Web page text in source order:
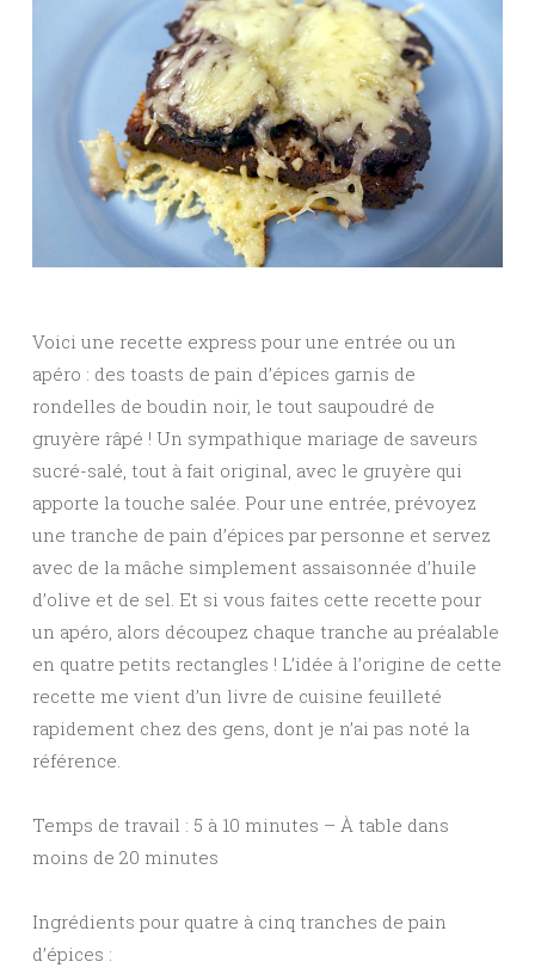
Voici une recette express pour une entrée ou un
apéro : des toasts de pain d’épices garnis de
rondelles de boudin noir, le tout saupoudré de
gruyère râpé ! Un sympathique mariage de saveurs
sucré-salé, tout à fait original, avec le gruyère qui
apporte la touche salée. Pour une entrée, prévoyez
une tranche de pain d’épices par personne et servez
avec de la mâche simplement assaisonnée d’huile
d’olive et de sel. Et si vous faites cette recette pour
un apéro, alors découpez chaque tranche au préalable
en quatre petits rectangles ! L’idée à l’origine de cette
recette me vient d’un livre de cuisine feuilleté
rapidement chez des gens, dont je n’ai pas noté la
référence.
Temps de travail : 5 à 10 minutes – À table dans
moins de 20 minutes
Ingrédients pour quatre à cinq tranches de pain
d’épices :